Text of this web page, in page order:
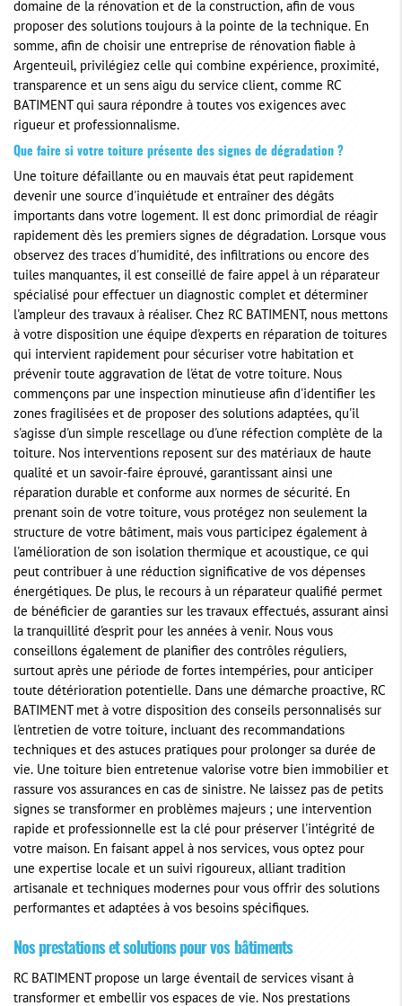
domaine de la rénovation et de la construction, afin de vous
proposer des solutions toujours à la pointe de la technique. En
somme, afin de choisir une entreprise de rénovation fiable à
Argenteuil, privilégiez celle qui combine expérience, proximité,
transparence et un sens aigu du service client, comme RC
BATIMENT qui saura répondre à toutes vos exigences avec
rigueur et professionnalisme.
Que faire si votre toiture présente des signes de dégradation ?
Une toiture défaillante ou en mauvais état peut rapidement
devenir une source d'inquiétude et entraîner des dégâts
importants dans votre logement. Il est donc primordial de réagir
rapidement dès les premiers signes de dégradation. Lorsque vous
observez des traces d'humidité, des infiltrations ou encore des
tuiles manquantes, il est conseillé de faire appel à un réparateur
spécialisé pour effectuer un diagnostic complet et déterminer
l'ampleur des travaux à réaliser. Chez RC BATIMENT, nous mettons
à votre disposition une équipe d'experts en réparation de toitures
qui intervient rapidement pour sécuriser votre habitation et
prévenir toute aggravation de l'état de votre toiture. Nous
commençons par une inspection minutieuse afin d'identifier les
zones fragilisées et de proposer des solutions adaptées, qu'il
s'agisse d'un simple rescellage ou d'une réfection complète de la
toiture. Nos interventions reposent sur des matériaux de haute
qualité et un savoir-faire éprouvé, garantissant ainsi une
réparation durable et conforme aux normes de sécurité. En
prenant soin de votre toiture, vous protégez non seulement la
structure de votre bâtiment, mais vous participez également à
l'amélioration de son isolation thermique et acoustique, ce qui
peut contribuer à une réduction significative de vos dépenses
énergétiques. De plus, le recours à un réparateur qualifié permet
de bénéficier de garanties sur les travaux effectués, assurant ainsi
la tranquillité d'esprit pour les années à venir. Nous vous
conseillons également de planifier des contrôles réguliers,
surtout après une période de fortes intempéries, pour anticiper
toute détérioration potentielle. Dans une démarche proactive, RC
BATIMENT met à votre disposition des conseils personnalisés sur
l'entretien de votre toiture, incluant des recommandations
techniques et des astuces pratiques pour prolonger sa durée de
vie. Une toiture bien entretenue valorise votre bien immobilier et
rassure vos assurances en cas de sinistre. Ne laissez pas de petits
signes se transformer en problèmes majeurs ; une intervention
rapide et professionnelle est la clé pour préserver l'intégrité de
votre maison. En faisant appel à nos services, vous optez pour
une expertise locale et un suivi rigoureux, alliant tradition
artisanale et techniques modernes pour vous offrir des solutions
performantes et adaptées à vos besoins spécifiques.
Nos prestations et solutions pour vos bâtiments
RC BATIMENT propose un large éventail de services visant à
transformer et embellir vos espaces de vie. Nos prestations